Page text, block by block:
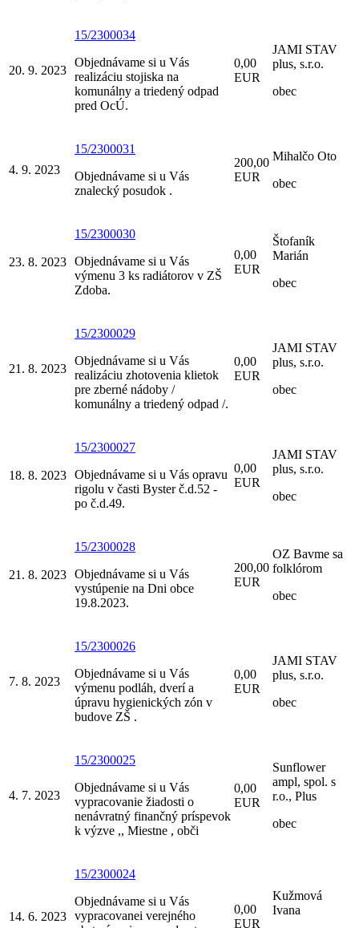
20. 9. 2023
15/2300034
Objednávame si u Vás
realizáciu stojiska na
komunálny a triedený odpad
pred OcÚ.
0,00
EUR
JAMI STAV
plus, s.r.o.
obec
4. 9. 2023
15/2300031
Objednávame si u Vás
znalecký posudok .
200,00
EUR
Mihalčo Oto
obec
23. 8. 2023
15/2300030
Objednávame si u Vás
výmenu 3 ks radiátorov v ZŠ
Zdoba.
0,00
EUR
Štofaník
Marián
obec
21. 8. 2023
15/2300029
Objednávame si u Vás
realizáciu zhotovenia klietok
pre zberné nádoby /
komunálny a triedený odpad /.
0,00
EUR
JAMI STAV
plus, s.r.o.
obec
18. 8. 2023
15/2300027
Objednávame si u Vás opravu
rigolu v časti Byster č.d.52 -
po č.d.49.
0,00
EUR
JAMI STAV
plus, s.r.o.
obec
21. 8. 2023
15/2300028
Objednávame si u Vás
vystúpenie na Dni obce
19.8.2023.
200,00
EUR
OZ Bavme sa
folklórom
obec
7. 8. 2023
15/2300026
Objednávame si u Vás
výmenu podláh, dverí a
úpravu hygienických zón v
budove ZŠ .
0,00
EUR
JAMI STAV
plus, s.r.o.
obec
4. 7. 2023
15/2300025
Objednávame si u Vás
vypracovanie žiadosti o
nenávratný finančný príspevok
k výzve ,, Miestne , obči
0,00
EUR
Sunflower
ampl, spol. s
r.o., Plus
obec
14. 6. 2023
15/2300024
Objednávame si u Vás
vypracovanei verejného
0,00
EUR
Kužmová
Ivana